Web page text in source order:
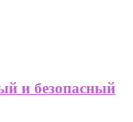
и безопасный